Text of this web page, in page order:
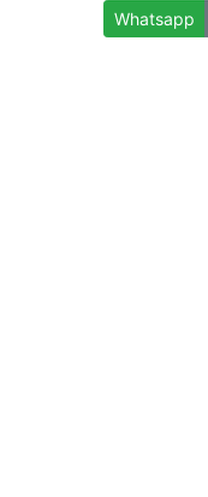
Whatsapp